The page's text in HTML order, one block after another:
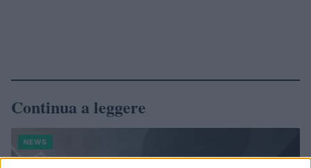
Continua a leggere
NEWS